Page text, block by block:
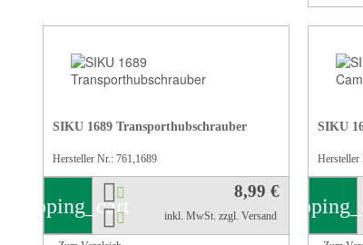
SIKU 1689 Transporthubschrauber
Hersteller Nr.: 761,1689
8,99 €
inkl. MwSt. zzgl. Versand
shopping_cart
SIKU
Hersteller